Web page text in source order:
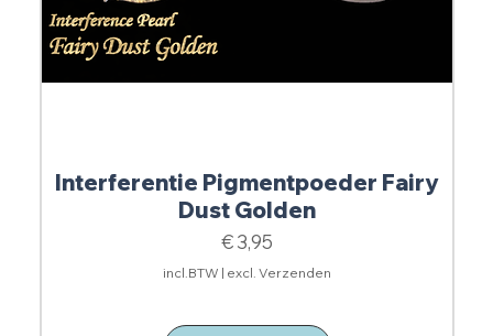
Interferentie Pigmentpoeder Fairy
Dust Golden
Prijs
€ 3,95
incl.BTW | excl. Verzenden